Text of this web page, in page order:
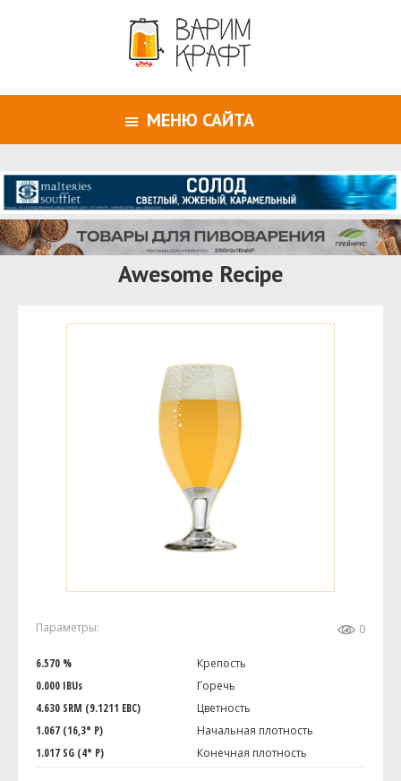
МЕНЮ САЙТА
Awesome Recipe
Параметры: 0
6.570 %
Крепость
0.000 IBUs
Горечь
4.630 SRM (9.1211 EBC)
Цветность
1.067 (16,3° P)
Начальная плотность
1.017 SG (4° P)
Конечная плотность